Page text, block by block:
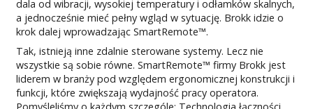
dala od wibracji, wysokiej temperatury i odłamków skalnych,
a jednocześnie mieć pełny wgląd w sytuację. Brokk idzie o
krok dalej wprowadzając SmartRemote™.
Tak, istnieją inne zdalnie sterowane systemy. Lecz nie
wszystkie są sobie równe. SmartRemote™ firmy Brokk jest
liderem w branży pod względem ergonomicznej konstrukcji i
funkcji, które zwiększają wydajność pracy operatora.